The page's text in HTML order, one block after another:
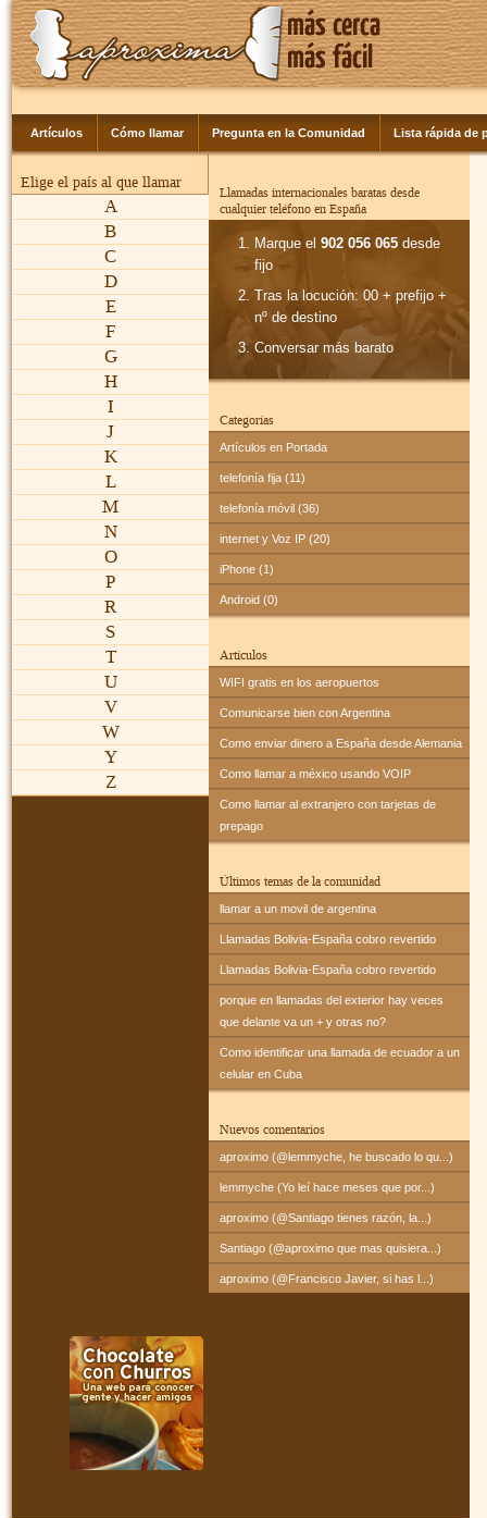
Artículos Cómo llamar Pregunta en la Comunidad Lista rápida de
Elige el país al que llamar
A
B
C
D
E
F
G
H
I
J
K
L
M
N
O
P
R
S
T
U
V
W
Y
Z
Llamadas internacionales baratas desde
cualquier teléfono en España
Marque el902 056 065 desde
fijo
Tras la locución: 00 + prefijo +
nº de destino
Conversar más barato
Categorías
Artículos en Portada
telefonía fija (11)
telefonía móvil (36)
internet y Voz IP (20)
iPhone (1)
Android (0)
Artículos
WIFI gratis en los aeropuertos
Comunicarse bien con Argentina
Como enviar dinero a España desde Alemania
Como llamar a méxico usando VOIP
Como llamar al extranjero con tarjetas de
prepago
Últimos temas de la comunidad
llamar a un movil de argentina
Llamadas Bolivia-España cobro revertido
Llamadas Bolivia-España cobro revertido
porque en llamadas del exterior hay veces
que delante va un + y otras no?
Como identificar una llamada de ecuador a un
celular en Cuba
Nuevos comentarios
aproximo (@lemmyche, he buscado lo qu...)
lemmyche (Yo leí hace meses que por...)
aproximo (@Santiago tienes razón, la...)
Santiago (@aproximo que mas quisiera...)
aproximo (@Francisco Javier, si has l...)